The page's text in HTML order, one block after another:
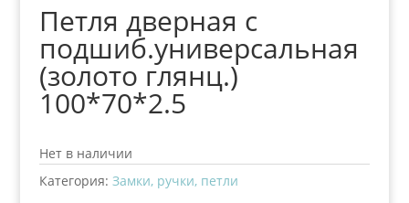
Петля дверная с
подшиб.универсальная
(золото глянц.)
100*70*2.5
Нет в наличии
Категория: Замки, ручки, петли